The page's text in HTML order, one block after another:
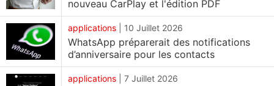
professionnelles sur un seul téléphone.
Les utilisateurs de WhatsApp pour iOS peuvent
désormais basculer facilement entre deux
comptes.
nouveau CarPlay et l'édition PDF
applications 10 Juillet 2026
WhatsApp préparerait des notifications
d’anniversaire pour les contacts
applications 7 Juillet 2026